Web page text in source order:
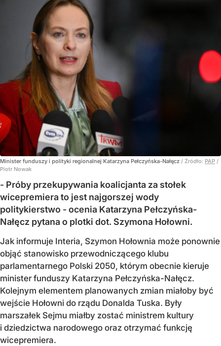
Minister funduszy i polityki regionalnej Katarzyna Pełczyńska-Nałęcz / Źródło: PAP /
Piotr Nowak
- Próby przekupywania koalicjanta za stołek
wicepremiera to jest najgorszej wody
politykierstwo - ocenia Katarzyna Pełczyńska-
Nałęcz pytana o plotki dot. Szymona Hołowni.
Jak informuje Interia, Szymon Hołownia może ponownie
objąć stanowisko przewodniczącego klubu
parlamentarnego Polski 2050, którym obecnie kieruje
minister funduszy Katarzyna Pełczyńska-Nałęcz.
Kolejnym elementem planowanych zmian miałoby być
wejście Hołowni do rządu Donalda Tuska. Były
marszałek Sejmu miałby zostać ministrem kultury
i dziedzictwa narodowego oraz otrzymać funkcję
wicepremiera.